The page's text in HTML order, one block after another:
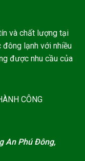
và chất lượng tại
lạnh với nhiều
được nhu cầu của
CÔNG
An Phú Đông,